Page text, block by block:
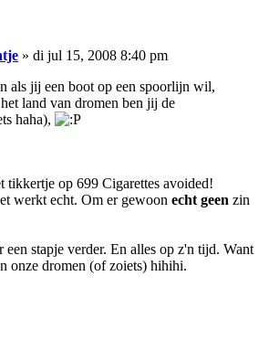
» di jul 15, 2008 8:40 pm
als jij een boot op een spoorlijn wil,
land van dromen ben jij de
haha),
tikkertje op 699 Cigarettes avoided!
werkt echt. Om er gewoon echt geen zin
een stapje verder. En alles op z'n tijd. Want
onze dromen (of zoiets) hihihi.